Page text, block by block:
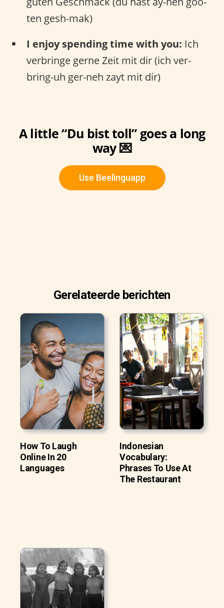
ten gesh-mak)
I enjoy spending time with you: Ich
verbringe gerne Zeit mit dir (ich ver-
bring-uh ger-neh zayt mit dir)
A little “Du bist toll” goes a long
way 💌
Use Beelinguapp
Gerelateerde berichten
How To Laugh
Online In 20
Languages
Indonesian
Vocabulary:
Phrases To Use At
The Restaurant